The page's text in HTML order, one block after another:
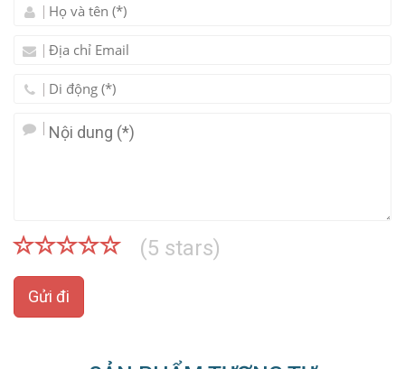
(5 stars)
Gửi đi